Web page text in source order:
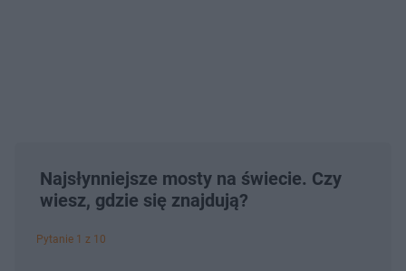
Najsłynniejsze mosty na świecie. Czy
wiesz, gdzie się znajdują?
Pytanie 1 z 10